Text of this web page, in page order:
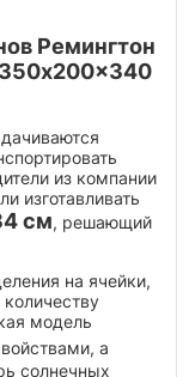
Ремингтон
из компании
изготавливать
см, решающий
на ячейки,
количеству
модель
а
солнечных